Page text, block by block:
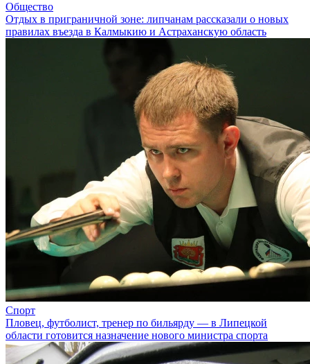
Общество
Отдых в приграничной зоне: липчанам рассказали о новых
правилах въезда в Калмыкию и Астраханскую область
Спорт
Пловец, футболист, тренер по бильярду — в Липецкой
области готовится назначение нового министра спорта